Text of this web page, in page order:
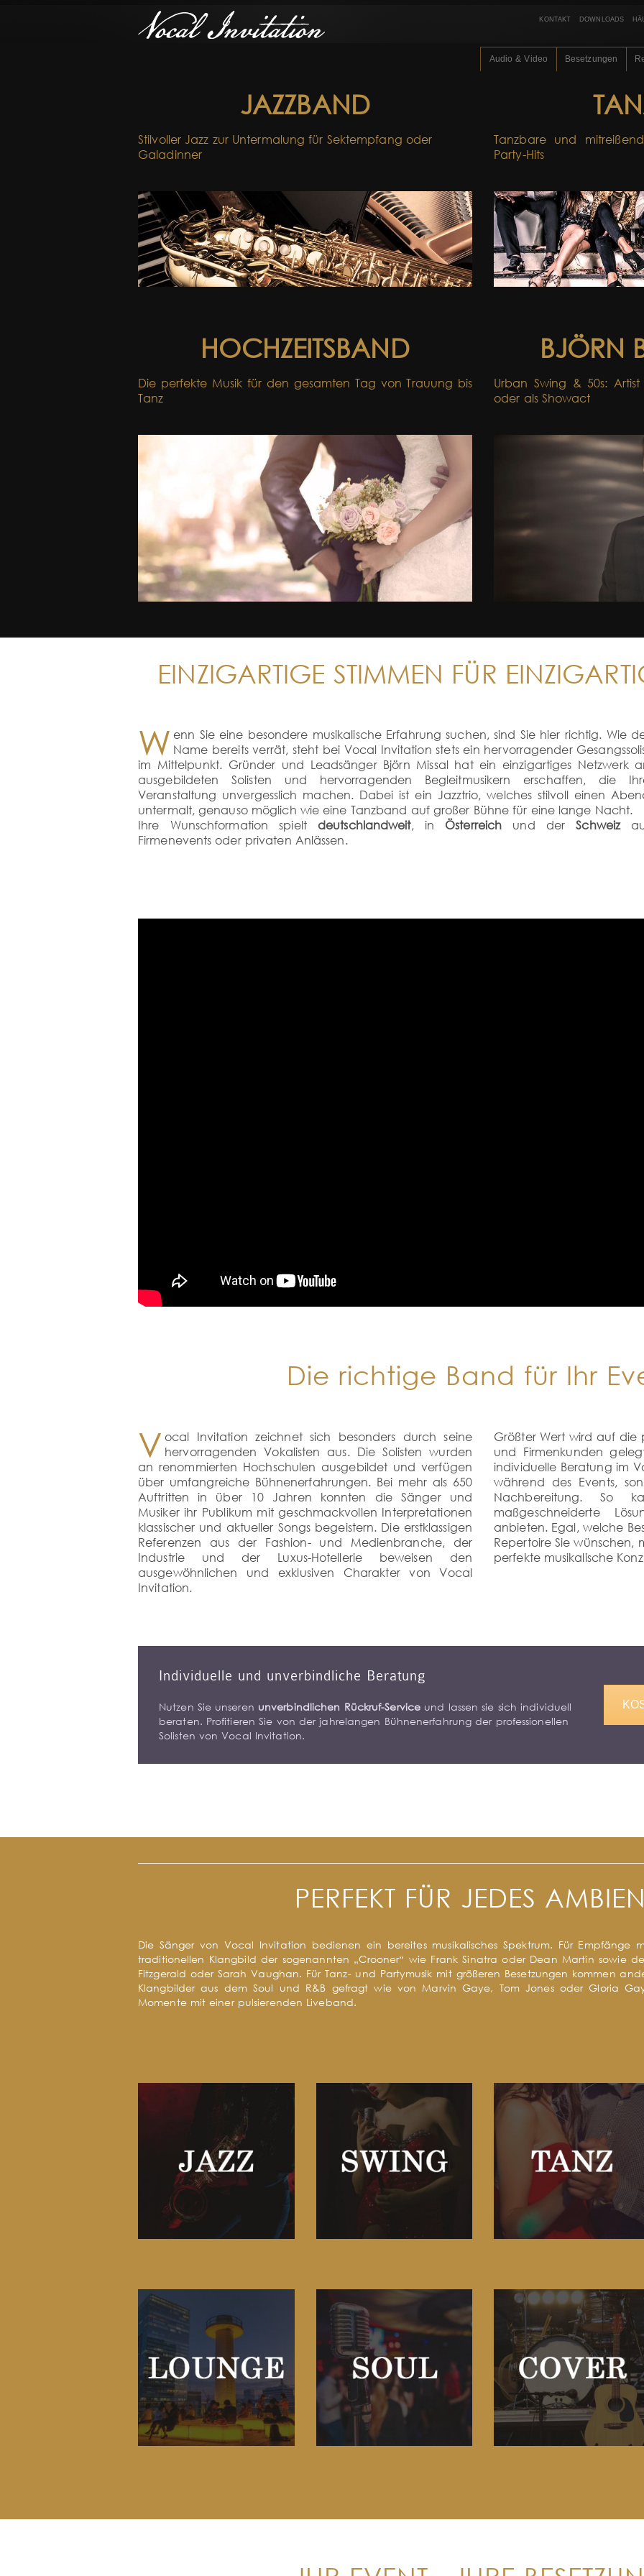
KONTAKT DOWNLOADS
Audio & Video Besetzungen
JAZZBAND
Stilvoller Jazz zur Untermalung für Sektempfang oder
Galadinner
Tanzbare und
Party-Hits
HOCHZEITSBAND
Die perfekte Musik für den gesamten Tag von Trauung bis
Tanz
BJÖRN
Urban Swing & 50s:
oder als Showact
EINZIGARTIGE STIMMEN FÜR
W enn Sie eine besondere musikalische Erfahrung suchen, sind Sie hier richtig. Wie
Name bereits verrät, steht bei Vocal Invitation stets ein hervorragender
im Mittelpunkt. Gründer und Leadsänger Björn Missal hat ein einzigartiges Netzwerk
ausgebildeten Solisten und hervorragenden Begleitmusikern erschaffen, die
Veranstaltung unvergesslich machen. Dabei ist ein Jazztrio, welches stilvoll einen
untermalt, genauso möglich wie eine Tanzband auf großer Bühne für eine lange Nacht.
Ihre Wunschformation spielt deutschlandweit, in Österreich und derSchweiz
Firmenevents oder privaten Anlässen.
Die richtige Band für Ihr
V ocal Invitation zeichnet sich besonders durch seine
hervorragenden Vokalisten aus. Die Solisten wurden
an renommierten Hochschulen ausgebildet und verfügen
über umfangreiche Bühnenerfahrungen. Bei mehr als 650
Auftritten in über 10 Jahren konnten die Sänger und
Musiker ihr Publikum mit geschmackvollen Interpretationen
klassischer und aktueller Songs begeistern. Die erstklassigen
Referenzen aus der Fashion- und Medienbranche, der
Industrie und der Luxus-Hotellerie beweisen den
ausgewöhnlichen und exklusiven Charakter von Vocal
Invitation.
Größter Wert wird auf die
und Firmenkunden
individuelle Beratung im
während des Events,
Nachbereitung. So
maßgeschneiderte
anbieten. Egal, welche
Repertoire Sie wünschen,
perfekte musikalische
Individuelle und unverbindliche Beratung
Nutzen Sie unseren unverbindlichen Rückruf-Service und lassen sie sich individuell
beraten. Profitieren Sie von der jahrelangen Bühnenerfahrung der professionellen
Solisten von Vocal Invitation.
PERFEKT FÜR JEDES
Die Sänger von Vocal Invitation bedienen ein bereites musikalisches Spektrum. Für Empfänge
traditionellen Klangbild der sogenannten „Crooner“ wie Frank Sinatra oder Dean Martin sowie
Fitzgerald oder Sarah Vaughan. Für Tanz- und Partymusik mit größeren Besetzungen kommen
Klangbilder aus dem Soul und R&B gefragt wie von Marvin Gaye, Tom Jones oder Gloria
Momente mit einer pulsierenden Liveband.